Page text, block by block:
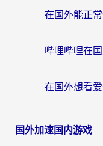
国外加速国内游戏